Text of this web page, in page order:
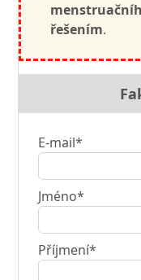
řešením.
E-mail*
Jméno*
Příjmení*